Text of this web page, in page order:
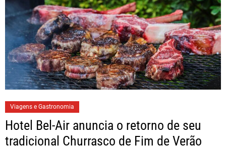
Viagens e Gastronomia
Hotel Bel-Air anuncia o retorno de seu
tradicional Churrasco de Fim de Verão